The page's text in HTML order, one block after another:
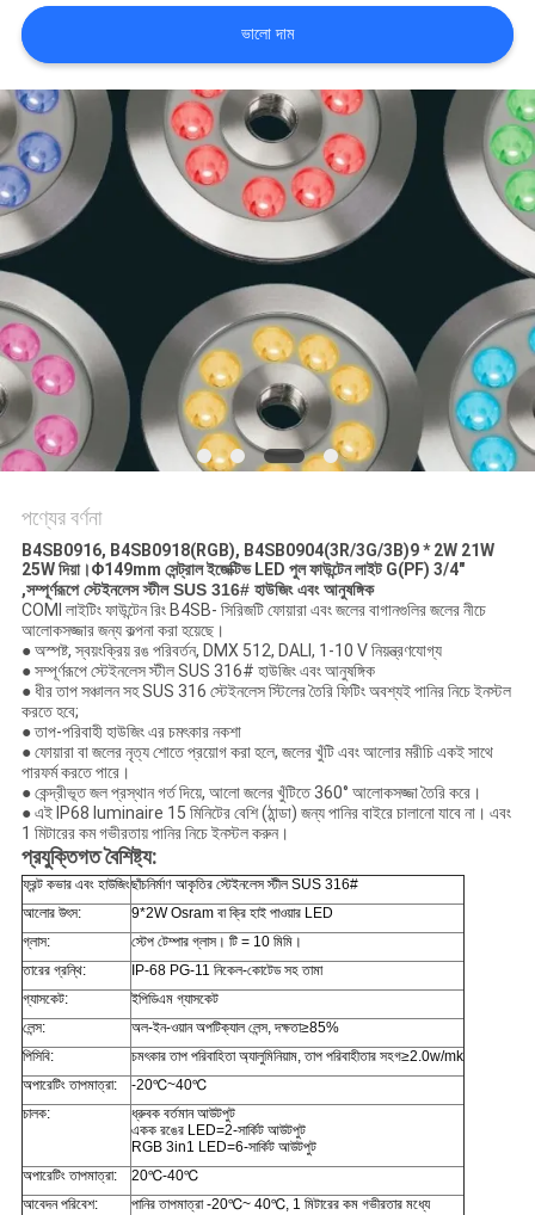
সাইট
ম্যাপ
গোপনীয়তা
নীতি
ভালো দাম
পণ্যের বর্ণনা
B4SB0916, B4SB0918(RGB), B4SB0904(3R/3G/3B)9 * 2W 21W
25W দিয়া।Φ149mm সেন্ট্রাল ইজেক্টিভ LED পুল ফাউন্টেন লাইট G(PF) 3/4"
,সম্পূর্ণরূপে স্টেইনলেস স্টীল SUS 316# হাউজিং এবং আনুষঙ্গিক
COMI লাইটিং ফাউন্টেন রিং B4SB- সিরিজটি ফোয়ারা এবং জলের বাগানগুলির জলের নীচে
আলোকসজ্জার জন্য কল্পনা করা হয়েছে।
● অস্পষ্ট, স্বয়ংক্রিয় রঙ পরিবর্তন, DMX 512, DALI, 1-10 V নিয়ন্ত্রণযোগ্য
● সম্পূর্ণরূপে স্টেইনলেস স্টীল SUS 316# হাউজিং এবং আনুষঙ্গিক
● ধীর তাপ সঞ্চালন সহ SUS 316 স্টেইনলেস স্টিলের তৈরি ফিটিং অবশ্যই পানির নিচে ইনস্টল
করতে হবে;
● তাপ-পরিবাহী হাউজিং এর চমৎকার নকশা
● ফোয়ারা বা জলের নৃত্য শোতে প্রয়োগ করা হলে, জলের খুঁটি এবং আলোর মরীচি একই সাথে
পারফর্ম করতে পারে।
● কেন্দ্রীভূত জল প্রস্থান গর্ত দিয়ে, আলো জলের খুঁটিতে 360° আলোকসজ্জা তৈরি করে।
● এই IP68 luminaire 15 মিনিটের বেশি (ঠান্ডা) জন্য পানির বাইরে চালানো যাবে না। এবং
1 মিটারের কম গভীরতায় পানির নিচে ইনস্টল করুন।
প্রযুক্তিগত বৈশিষ্ট্য:
ফ্রন্ট কভার এবং হাউজিংছাঁচনির্মাণ আকৃতির স্টেইনলেস স্টীল SUS 316#
আলোর উৎস:
9*2W Osram বা ক্রি হাই পাওয়ার LED
গ্লাস:
স্টেপ টেম্পার গ্লাস। টি = 10 মিমি।
তারের গ্রন্থি:
IP-68 PG-11 নিকেল-কোটেড সহ তামা
গ্যাসকেট:
ইপিডিএম গ্যাসকেট
লেন্স:
অল-ইন-ওয়ান অপটিক্যাল লেন্স, দক্ষতা≥85%
পিসিবি:
চমৎকার তাপ পরিবাহিতা অ্যালুমিনিয়াম, তাপ পরিবাহীতার সহগ≥2.0w/mk
অপারেটিং তাপমাত্রা:
-20℃~40℃
চালক:
ধ্রুবক বর্তমান আউটপুট
একক রঙের LED=2-সার্কিট আউটপুট
RGB 3in1 LED=6-সার্কিট আউটপুট
অপারেটিং তাপমাত্রা:
20℃-40℃
আবেদন পরিবেশ:
পানির তাপমাত্রা -20℃~ 40℃, 1 মিটারের কম গভীরতার মধ্যে